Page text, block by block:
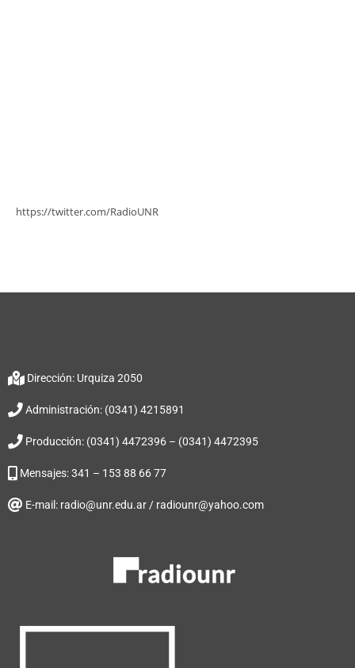
https://twitter.com/RadioUNR
Dirección: Urquiza 2050
Administración: (0341) 4215891
Producción: (0341) 4472396 – (0341) 4472395
Mensajes: 341 – 153 88 66 77
E-mail: radio@unr.edu.ar / radiounr@yahoo.com